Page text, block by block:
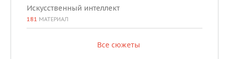
Искусственный интеллект
181 МАТЕРИАЛ
Все сюжеты